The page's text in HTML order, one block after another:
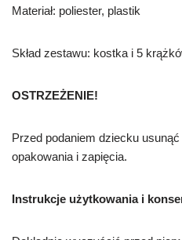
Materiał: poliester, plastik
Skład zestawu: kostka i 5
OSTRZEŻENIE!
Przed podaniem dziecku
opakowania i zapięcia.
Instrukcje użytkowania i